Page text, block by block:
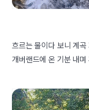
흐르는 물이다 보니 계
개버랜드에 온 기분 내